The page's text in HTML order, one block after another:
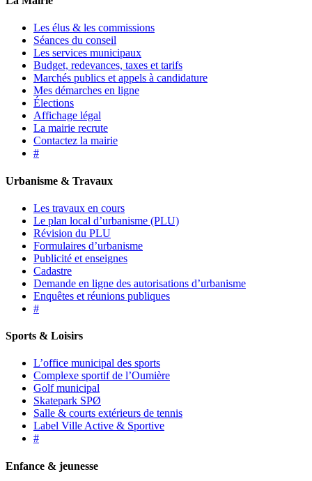
Les élus & les commissions
Séances du conseil
Les services municipaux
Budget, redevances, taxes et tarifs
Marchés publics et appels à candidature
Mes démarches en ligne
Élections
Affichage légal
La mairie recrute
Contactez la mairie
#
Urbanisme & Travaux
Les travaux en cours
Le plan local d’urbanisme (PLU)
Révision du PLU
Formulaires d’urbanisme
Publicité et enseignes
Cadastre
Demande en ligne des autorisations d’urbanisme
Enquêtes et réunions publiques
#
Sports & Loisirs
L’office municipal des sports
Complexe sportif de l’Oumière
Golf municipal
Skatepark SPØ
Salle & courts extérieurs de tennis
Label Ville Active & Sportive
#
Enfance & jeunesse